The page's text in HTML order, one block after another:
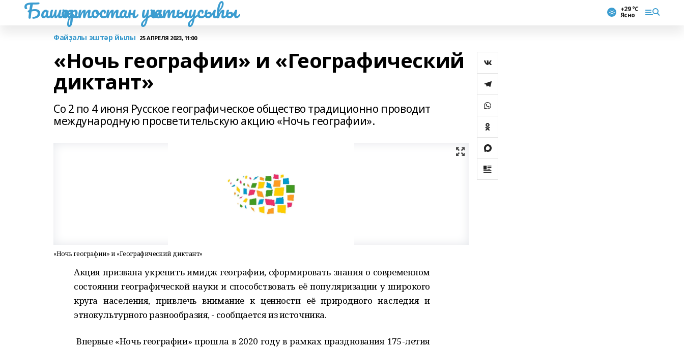
Башҡортостан уҡытыусыһы +29 °С
Ясно
Файҙалы эштәр йылы 25 АПРЕЛЯ 2023, 11:00
«Ночь географии» и «Географический
диктант»
Со 2 по 4 июня Русское географическое общество традиционно проводит
международную просветительскую акцию «Ночь географии».
«Ночь географии» и «Географический диктант»
Акция призвана укрепить имидж географии, сформировать знания о современном
состоянии географической науки и способствовать её популяризации у широкого
круга населения, привлечь внимание к ценности её природного наследия и
этнокультурного разнообразия, - сообщается из источника.
Впервые «Ночь географии» прошла в 2020 году в рамках празднования 175-летия